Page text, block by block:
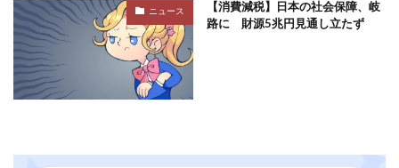
ニュース
【消費減税】日本の社会保障、岐
路に 財源5兆円見通し立たず